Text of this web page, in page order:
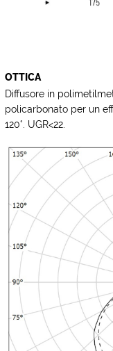
OTTICA
Diffusore in
policarbonato per un
120°. UGR<22.